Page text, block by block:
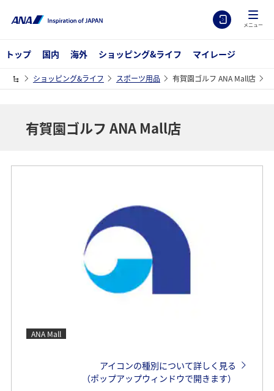
メニュー
トップ 国内 海外 ショッピング&ライフ マイレージ
ショッピング&ライフ スポーツ用品 有賀園ゴルフ ANA Mall店
有賀園ゴルフ ANA Mall店
ANA Mall
アイコンの種別について詳しく見る
（ポップアップウィンドウで開きます）